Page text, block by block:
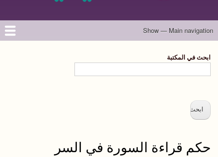
Main
Show — Main navigation
الرئيسية
المؤلفون
تواصل معنا
حول الموقع
ابحث في المكتبة
حكم قراءة السورة في السر